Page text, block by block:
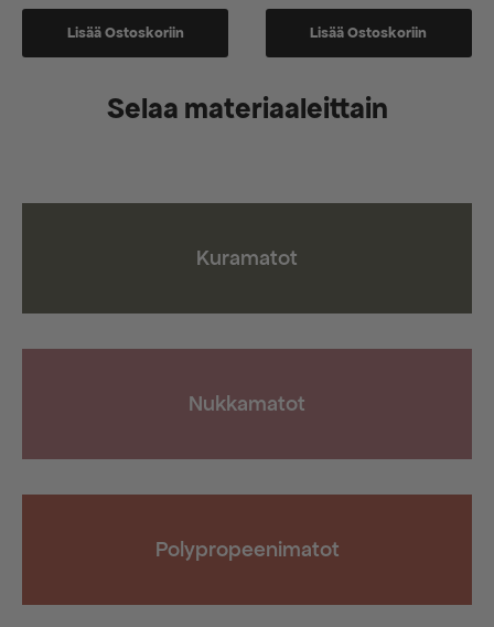
Lisää Ostoskoriin Lisää Ostoskoriin
Selaa materiaaleittain
Kuramatot
Nukkamatot
Polypropeenimatot